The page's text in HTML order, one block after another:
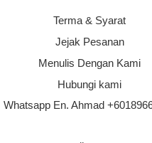
Terma & Syarat
Jejak Pesanan
Menulis Dengan Kami
Hubungi kami
Whatsapp En. Ahmad